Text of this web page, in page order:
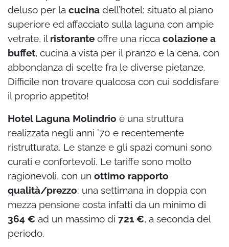
deluso per la cucina dell’hotel: situato al piano
superiore ed affacciato sulla laguna con ampie
vetrate, il ristorante offre una ricca colazione a
buffet, cucina a vista per il pranzo e la cena, con
abbondanza di scelte fra le diverse pietanze.
Difficile non trovare qualcosa con cui soddisfare
il proprio appetito!
Hotel Laguna Molindrio è una struttura
realizzata negli anni ’70 e recentemente
ristrutturata. Le stanze e gli spazi comuni sono
curati e confortevoli. Le tariffe sono molto
ragionevoli, con un ottimo rapporto
qualità/prezzo: una settimana in doppia con
mezza pensione costa infatti da un minimo di
364 € ad un massimo di 721 €, a seconda del
periodo.